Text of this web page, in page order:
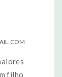
filho